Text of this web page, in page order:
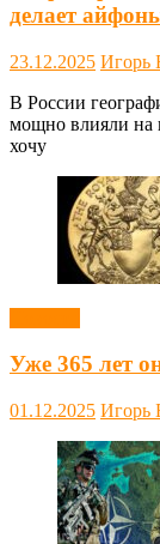
делает
23.12.2025 Игорь
В России
мощно влияли на
хочу
Уже 365 лет
01.12.2025 Игорь